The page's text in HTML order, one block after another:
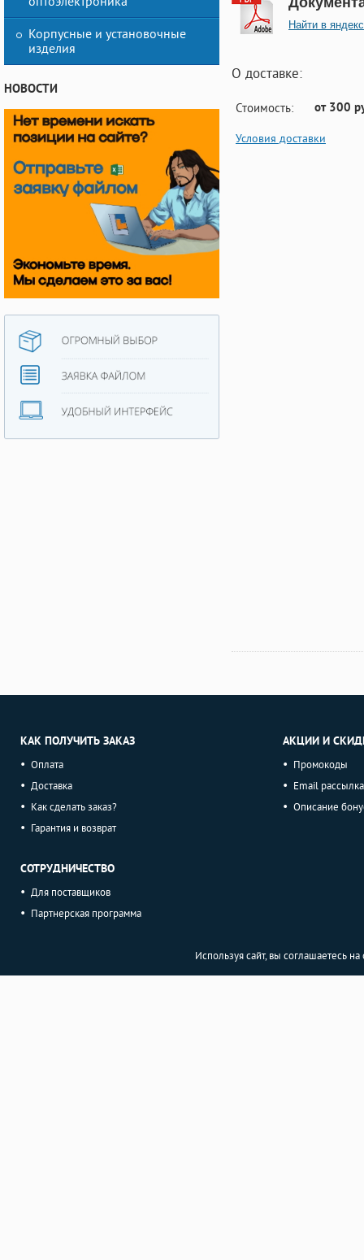
Корпусные и установочные
изделия
НОВОСТИ
Найти в яндекс
О доставке:
Стоимость: от 300
Условия доставки
КАК ПОЛУЧИТЬ ЗАКАЗ
Оплата
Доставка
Как сделать заказ?
Гарантия и возврат
СОТРУДНИЧЕСТВО
Для поставщиков
Партнерская программа
АКЦИИ И
Промокоды
Email рассылка
Описание
Используя сайт, вы соглашаетесь